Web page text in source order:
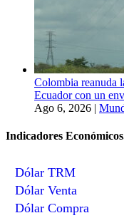
Colombia reanuda
Ecuador con un
Ago 6, 2026 |
Indicadores
Dólar TRM
Dólar Venta
Dólar Compra